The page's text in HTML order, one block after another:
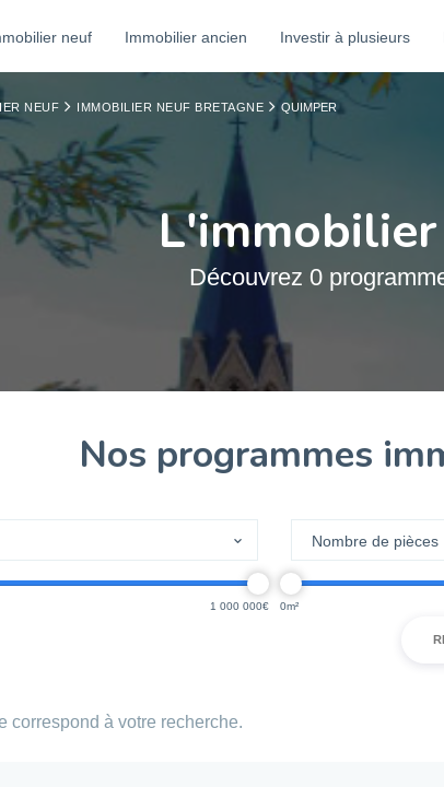
neuf Immobilier ancien Investir à plusieurs
NEUF IMMOBILIER NEUF BRETAGNE QUIMPER
Découvrez 0
Nos programmes
1 000 000 0
correspond à votre recherche.